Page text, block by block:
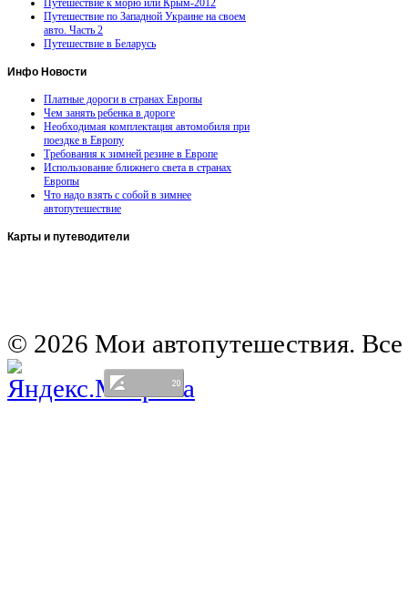
Путешествие к морю или Крым-2012
Путешествие по Западной Украине на своем
авто. Часть 2
Путешествие в Беларусь
Инфо Новости
Платные дороги в странах Европы
Чем занять ребенка в дороге
Необходимая комплектация автомобиля при
поездке в Европу
Требования к зимней резине в Европе
Использование ближнего света в странах
Европы
Что надо взять с собой в зимнее
автопутешествие
Карты и путеводители
© 2026 Мои автопутешествия.